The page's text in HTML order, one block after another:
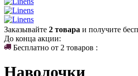
Заказывайте 2 товара и получите
До конца акции:
Бесплатно от 2 товаров :
Наволочки